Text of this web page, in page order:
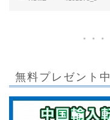
無料プレゼント中